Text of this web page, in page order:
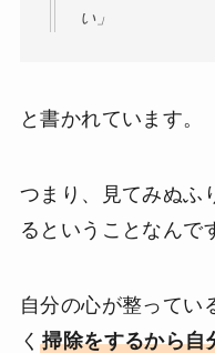
い」
と書かれています。
つまり、見てみぬふ
るということなんで
自分の心が整ってい
く掃除をするから自